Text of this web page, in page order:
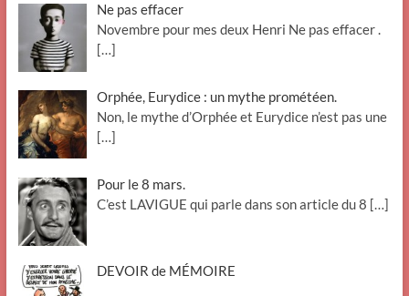
Ne pas effacer
Novembre pour mes deux Henri Ne pas effacer .
[…]
Orphée, Eurydice : un mythe prométéen.
Non, le mythe d’Orphée et Eurydice n’est pas une
[…]
Pour le 8 mars.
C’est LAVIGUE qui parle dans son article du 8 […]
DEVOIR de MÉMOIRE